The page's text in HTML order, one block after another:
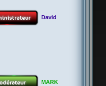
David
MARK